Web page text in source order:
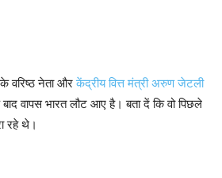
के वरिष्ठ नेता औरकेंद्रीय वित्त मंत्री अरुण जेटली
वापस भारत लौट आए है। बता दें कि वो पिछले
रहे थे।